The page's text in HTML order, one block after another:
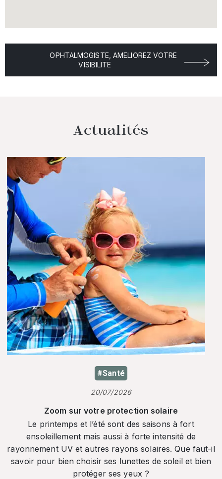
OPHTALMOGISTE, AMELIOREZ VOTRE
VISIBILITE
Actualités
#Santé
20/07/2026
Zoom sur votre protection solaire
Le printemps et l’été sont des saisons à fort
ensoleillement mais aussi à forte intensité de
rayonnement UV et autres rayons solaires. Que faut-il
savoir pour bien choisir ses lunettes de soleil et bien
protéger ses yeux ?